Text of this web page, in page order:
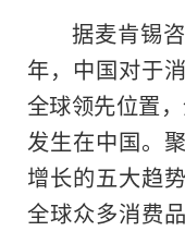
据麦肯锡
年，中国对于
全球领先位置
发生在中国。
增长的五大趋
全球众多消费